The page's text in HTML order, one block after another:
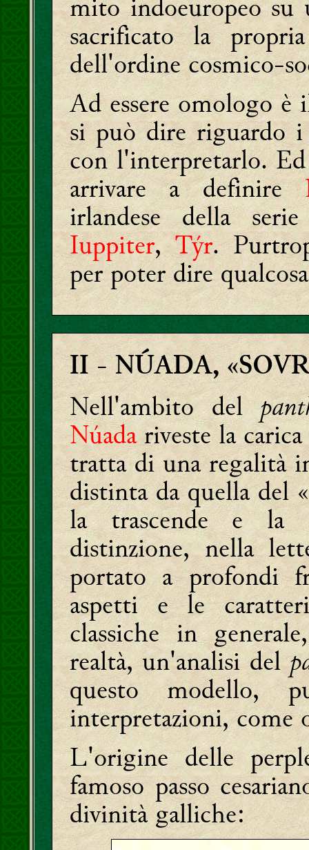
mito indoeuropeo su
sacrificato la
dell'ordine cosmico-
Ad essere omologo
si può dire riguardo
con l'interpretarlo.
arrivare a definire
irlandese della
Iuppiter,Týr.
per poter dire
II- NÚADA,
Nell'ambito del
Núadariveste la
tratta di una regalità
distinta da quella del
la trascende e la
distinzione, nella
portato a profondi
aspetti e le
classiche in
realtà, un'analisi del
questo modello,
interpretazioni, come
L'origine delle
famoso passo
divinità galliche: